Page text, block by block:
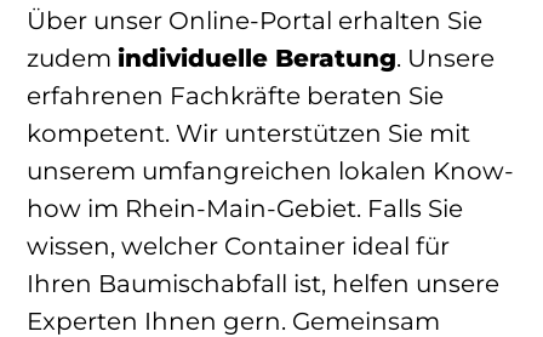
Über unser Online-Portal erhalten Sie
zudem individuelle Beratung. Unsere
erfahrenen Fachkräfte beraten Sie
kompetent. Wir unterstützen Sie mit
unserem umfangreichen lokalen Know-
how im Rhein-Main-Gebiet. Falls Sie
wissen, welcher Container ideal für
Ihren Baumischabfall ist, helfen unsere
Experten Ihnen gern. Gemeinsam